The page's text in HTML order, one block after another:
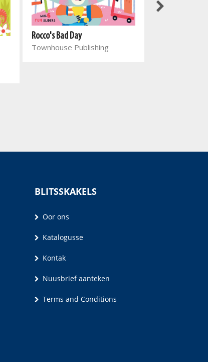
Rocco's Bad Day
Townhouse Publishing
Opwipsprokie:
BLITSSKAKELS
Oor ons
Katalogusse
Kontak
Nuusbrief aanteken
Terms and Conditions